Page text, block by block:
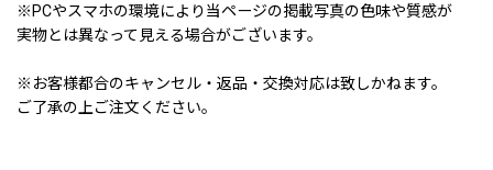
※PCやスマホの環境により当ページの掲載写真の色味や質感が
実物とは異なって見える場合がございます。
※お客様都合のキャンセル・返品・交換対応は致しかねます。
ご了承の上ご注文ください。